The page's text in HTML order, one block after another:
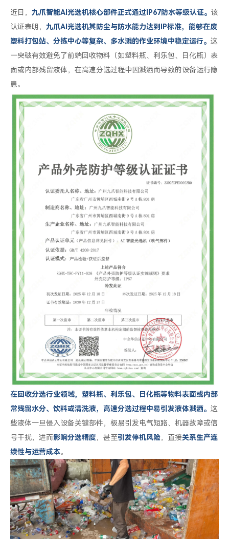
近日， 九爪智能AI光选机核心部件正式通过IP67防水等级认证。 该
认证表明， 九爪AI光选机其防尘与防水能力达到 IP标准，能够在废
塑料打包站、分拣中心等复杂、多水溅的作业环境中稳定运行。 这
一突破有效避免了前端回收物料（如塑料瓶、利乐包、日化瓶）表
面或内部残留液体，在高速分选过程中因溅洒而导致的设备运行隐
患。
在回收分选行业领域，塑料瓶、利乐包、日化瓶等物料表面或内部
常残留水分、饮料或清洗液，高速分选过程中易引发液体溅洒。 这
些液体一旦侵入设备关键部件，极易引发电气短路、机器故障或信
号干扰，进而影响分选精度，甚至引发停机风险，直接关系生产连
续性与运营成本。